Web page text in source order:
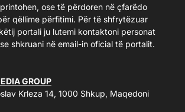
ose të përdoren në çfarëdo
qëllime përfitimi. Për të shfrytëzuar
portali ju lutemi kontaktoni personat
shkruani në email-in oficial të portalit.
GROUP
Krleza 14, 1000 Shkup, Maqedoni